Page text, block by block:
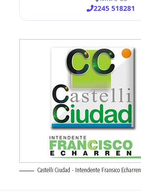
Castelli Ciudad - Intendente Fransico Echarren